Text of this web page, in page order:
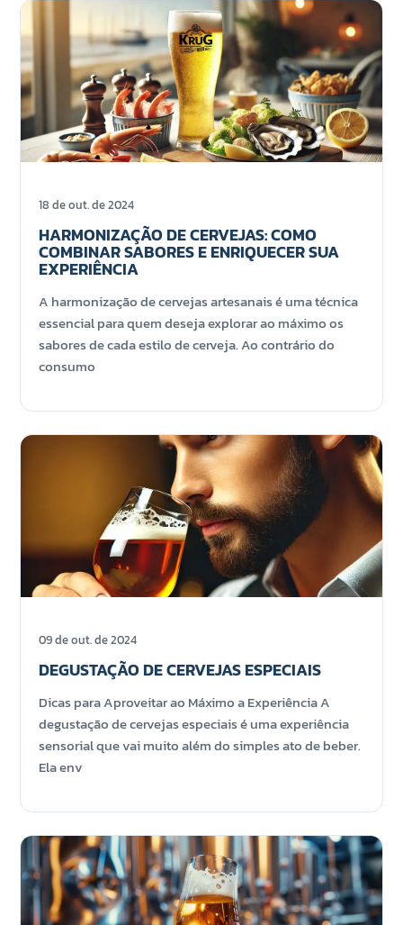
18 de out. de 2024
HARMONIZAÇÃO DE CERVEJAS: COMO
COMBINAR SABORES E ENRIQUECER SUA
EXPERIÊNCIA
A harmonização de cervejas artesanais é uma técnica
essencial para quem deseja explorar ao máximo os
sabores de cada estilo de cerveja. Ao contrário do
consumo
09 de out. de 2024
DEGUSTAÇÃO DE CERVEJAS ESPECIAIS
Dicas para Aproveitar ao Máximo a Experiência A
degustação de cervejas especiais é uma experiência
sensorial que vai muito além do simples ato de beber.
Ela env